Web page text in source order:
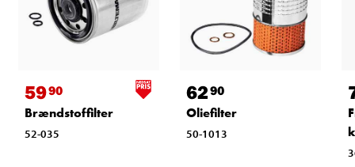
5990
Brændstoffilter
52-035
6290
Oliefilter
50-1013